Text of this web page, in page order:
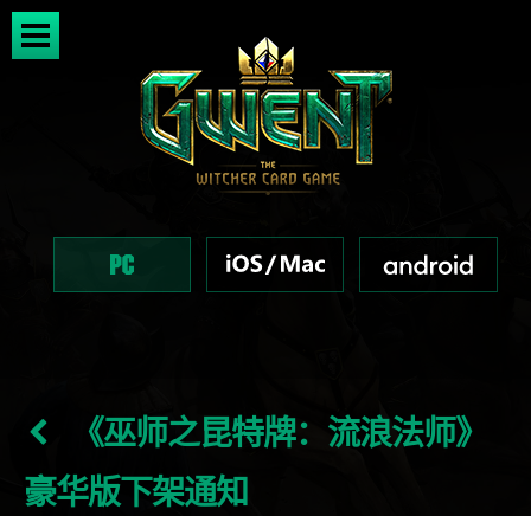
《巫师之昆特牌：流浪法师》
豪华版下架通知